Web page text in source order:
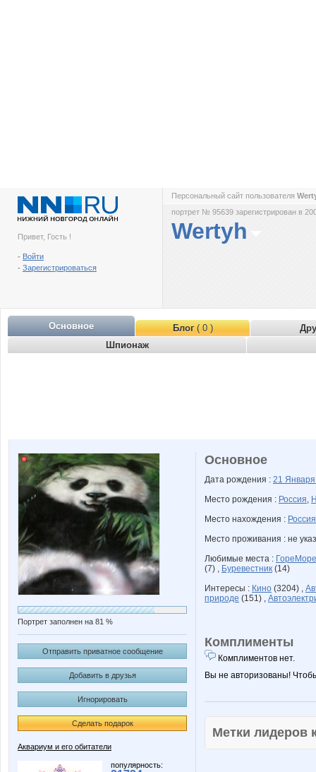
Привет, Гость !
- Войти
- Зарегистрироваться
Персональный сайт пользователя
портрет № 95639 зарегистрирован в
Wertyh
Основное Блог( 0 )
Шпионаж
Портрет заполнен на 81 %
Отправить приватное сообщение
Добавить в друзья
Игнорировать
Сделать подарок
Аквариум и его обитатели
популярность:
Основное
Дата рождения : 21
Место рождения : Россия,
Место нахождения : Россия
Место проживания : не
Любимые места : ГореМоре
(7) , Буревестник (14)
Интересы : Кино (3204) ,
природе (151) ,
Комплименты
Комплиментов нет.
Вы не авторизованы!
Метки